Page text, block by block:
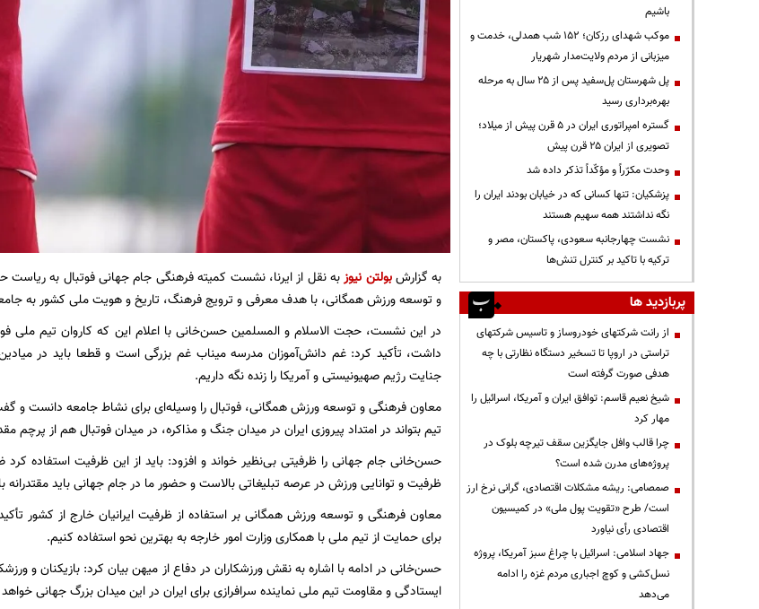
به گزارشبولتن نیوزبه نقل از ایرنا، نشست کمیته فرهنگی جام جهانی فوتبال به
و توسعه ورزش همگانی، با هدف معرفی و ترویج فرهنگ، تاریخ و هویت ملی کشور به
داشت، تأکید کرد: غم دانش‌آموزان مدرسه میناب غم بزرگی است و قطعا باید در
جنایت رژیم صهیونیستی و آمریکا را زنده نگه داریم.
معاون فرهنگی و توسعه ورزش همگانی، فوتبال را وسیله‌ای برای نشاط جامعه دانست و
تیم بتواند در امتداد پیروزی ایران در میدان جنگ و مذاکره، در میدان فوتبال هم از
حسن‌خانی جام جهانی را ظرفیتی بی‌نظیر خواند و افزود: باید از این ظرفیت استفاده
ظرفیت و توانایی ورزش در عرصه تبلیغاتی بالاست و حضور ما در جام جهانی باید مقتدرانه
معاون فرهنگی و توسعه ورزش همگانی بر استفاده از ظرفیت ایرانیان خارج از کشور
برای حمایت از تیم ملی با همکاری وزارت امور خارجه به بهترین نحو استفاده کنیم.
حسن‌خانی در ادامه با اشاره به نقش ورزشکاران در دفاع از میهن بیان کرد: بازیکنان و
ایستادگی و مقاومت تیم ملی نماینده سرافرازی برای ایران در این میدان بزرگ جهانی
باشیم
موکب شهدای رزکان؛ ۱۵۲ شب همدلی، خدمت و
میزبانی از مردم ولایت‌مدار شهریار
پل شهرستان پل‌سفید پس از ۲۵ سال به مرحله
بهره‌برداری رسید
گستره امپراتوری ایران در ۵ قرن پیش از میلاد؛
تصویری از ایران ۲۵ قرن پیش
وحدت مکرّراً و مؤکّداً تذکر داده شد
پزشکیان: تنها کسانی که در خیابان بودند ایران را
نگه نداشتند همه سهیم هستند
نشست چهارجانبه سعودی، پاکستان، مصر و
ترکیه با تاکید بر کنترل تنش‌ها
پربازدید ها
از رانت‌ شرکتهای خودروساز و تاسیس شرکتهای
تراستی در اروپا تا تسخیر دستگاه نظارتی با چه
هدفی صورت گرفته است
شیخ نعیم قاسم: توافق ایران و آمریکا، اسرائیل را
مهار کرد
چرا قالب وافل جایگزین سقف تیرچه بلوک در
پروژه‌های مدرن شده است؟
صمصامی: ریشه مشکلات اقتصادی، گرانی نرخ ارز
است/ طرح «تقویت پول ملی» در کمیسیون
اقتصادی رأی نیاورد
جهاد اسلامی: اسرائیل با چراغ سبز آمریکا، پروژه
نسل‌کشی و کوچ اجباری مردم غزه را ادامه
می‌دهد